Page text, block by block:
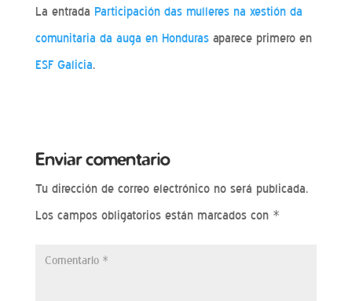
La entrada Participación das mulleres na xestión da
comunitaria da auga en Hondurasaparece primero en
ESF Galicia.
Enviar comentario
Tu dirección de correo electrónico no será publicada.
Los campos obligatorios están marcados con *